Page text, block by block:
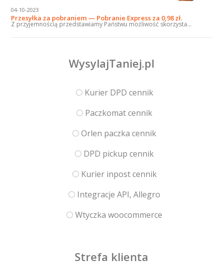
04-10-2023
Przesyłka za pobraniem — Pobranie Express za 0,98 zł.
Z przyjemnością przedstawiamy Państwu możliwość skorzysta...
WysylajTaniej.pl
Kurier DPD cennik
Paczkomat cennik
Orlen paczka cennik
DPD pickup cennik
Kurier inpost cennik
Integracje API, Allegro
Wtyczka woocommerce
Strefa klienta